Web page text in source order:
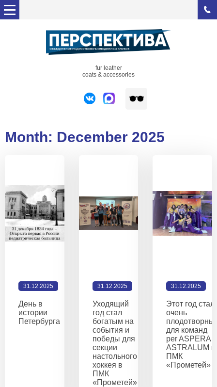
fur leather
coats & accessories
Month: December 2025
День в
истории
Петербурга
31.12.2025
Уходящий
год стал
богатым на
события и
победы для
секции
настольного
хоккея в
ПМК
«Прометей»
31.12.2025
Этот год стал
очень
для команд
per ASPERA и
ASTRALUM
ПМК
«Прометей»
31.12.2025